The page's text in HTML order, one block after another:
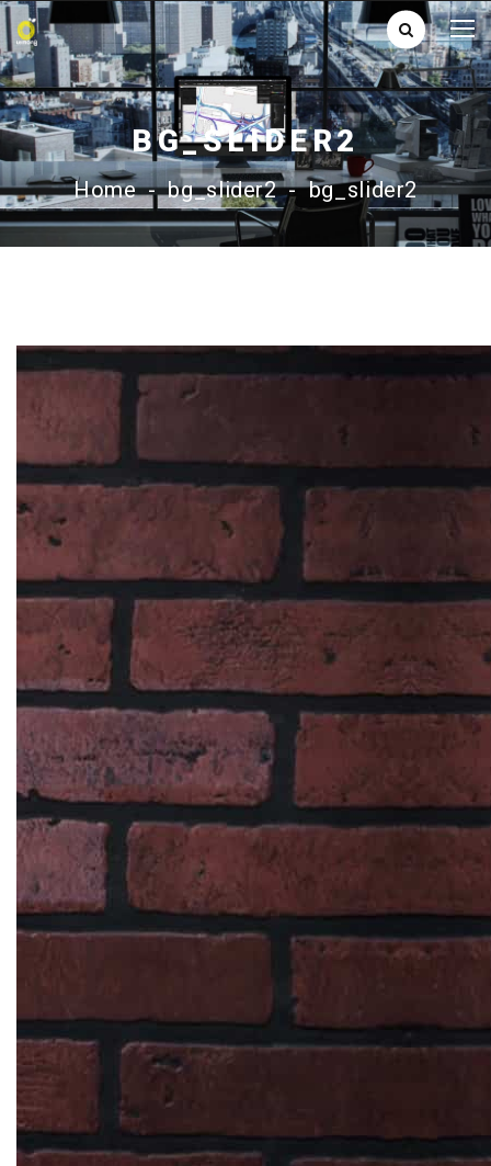
BG_SLIDER2
Home - bg_slider2 - bg_slider2